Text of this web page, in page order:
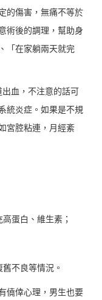
的傷害，無痛不等於
術後的調理，幫助身
「在家躺兩天就完
血，不注意的話可
統炎症。如果是不規
宮腔粘連，月經紊
蛋白、維生素；
不良等情況。
僥倖心理，男生也要